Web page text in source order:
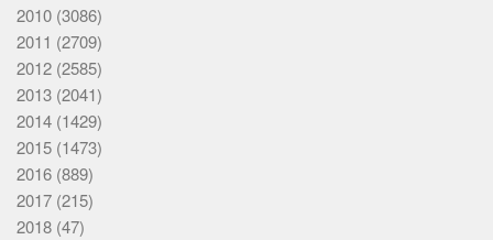
2010 (3086)
2011 (2709)
2012 (2585)
2013 (2041)
2014 (1429)
2015 (1473)
2016 (889)
2017 (215)
2018 (47)